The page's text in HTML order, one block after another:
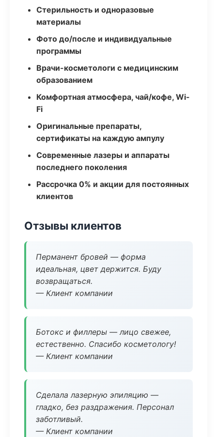
Стерильность и одноразовые
материалы
Фото до/после и индивидуальные
программы
Врачи-косметологи с медицинским
образованием
Комфортная атмосфера, чай/кофе, Wi-
Fi
Оригинальные препараты,
сертификаты на каждую ампулу
Современные лазеры и аппараты
последнего поколения
Рассрочка 0% и акции для постоянных
клиентов
Отзывы клиентов
Перманент бровей — форма
идеальная, цвет держится. Буду
возвращаться.
— Клиент компании
Ботокс и филлеры — лицо свежее,
естественно. Спасибо косметологу!
— Клиент компании
Сделала лазерную эпиляцию —
гладко, без раздражения. Персонал
заботливый.
— Клиент компании